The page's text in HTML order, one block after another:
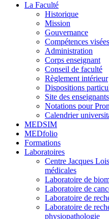
La Faculté
Historique
Mission
Gouvernance
Compétences visées
Administration
Corps enseignant
Conseil de faculté
Règlement intérieur
Dispositions
Site des enseignants
Notations pour
Calendrier
MEDSIM
MEDfolio
Formations
Laboratoires
Centre Jacques
médicales
Laboratoire de
Laboratoire de
Laboratoire de
Laboratoire de
physiopathologie